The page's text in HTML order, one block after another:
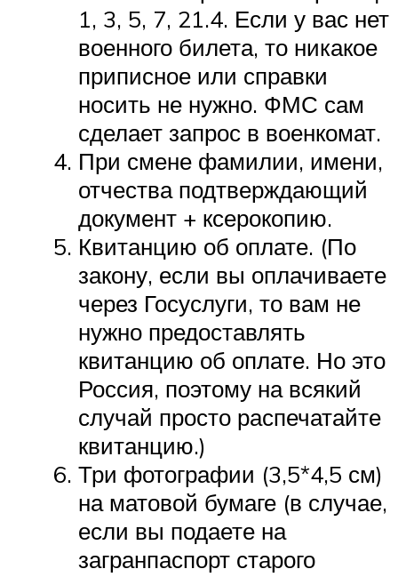
1, 3, 5, 7, 21.4. Если у вас нет
военного билета, то никакое
приписное или справки
носить не нужно. ФМС сам
сделает запрос в военкомат.
При смене фамилии, имени,
отчества подтверждающий
документ + ксерокопию.
Квитанцию об оплате. (По
закону, если вы оплачиваете
через Госуслуги, то вам не
нужно предоставлять
квитанцию об оплате. Но это
Россия, поэтому на всякий
случай просто распечатайте
квитанцию.)
Три фотографии (3,5*4,5 см)
на матовой бумаге (в случае,
если вы подаете на
загранпаспорт старого